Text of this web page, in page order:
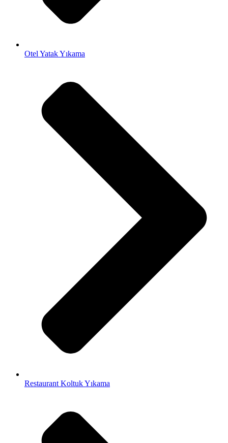
Otel Yatak Yıkama
Restaurant Koltuk Yıkama